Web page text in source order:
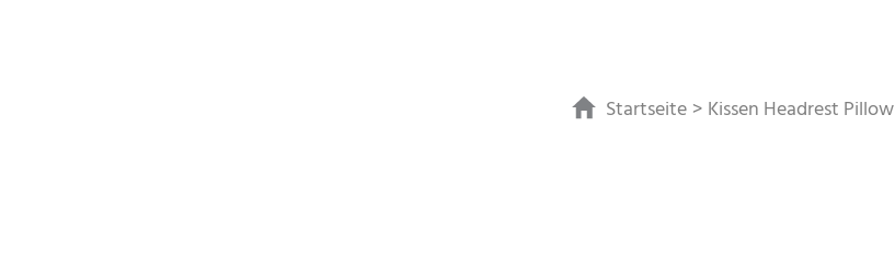
Startseite Kissen Headrest Pillow